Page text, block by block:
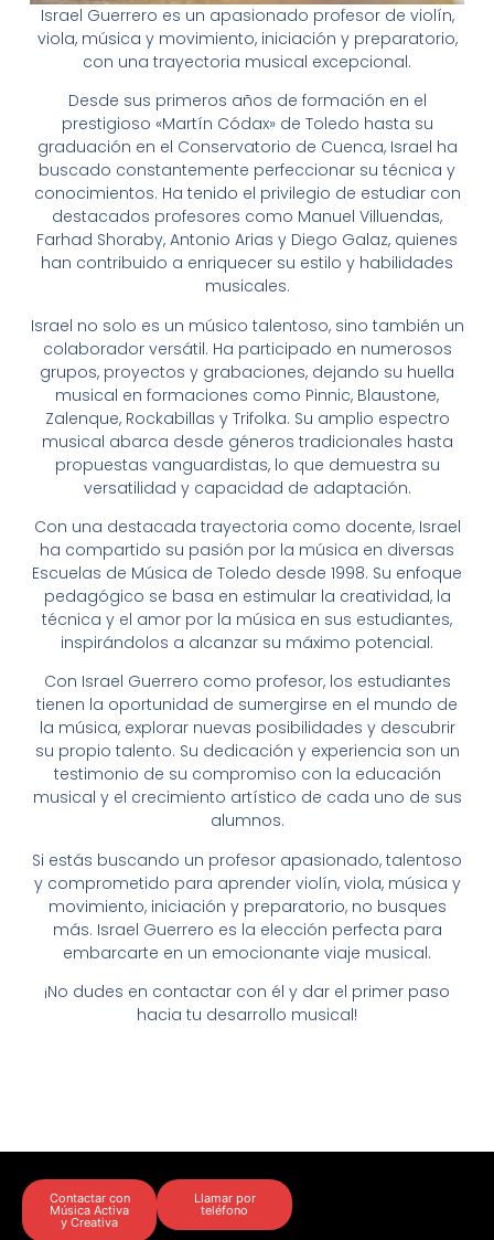
Israel Guerrero es un apasionado profesor de violín,
viola, música y movimiento, iniciación y preparatorio,
con una trayectoria musical excepcional.
Desde sus primeros años de formación en el
prestigioso «Martín Códax» de Toledo hasta su
graduación en el Conservatorio de Cuenca, Israel ha
buscado constantemente perfeccionar su técnica y
conocimientos. Ha tenido el privilegio de estudiar con
destacados profesores como Manuel Villuendas,
Farhad Shoraby, Antonio Arias y Diego Galaz, quienes
han contribuido a enriquecer su estilo y habilidades
musicales.
Israel no solo es un músico talentoso, sino también un
colaborador versátil. Ha participado en numerosos
grupos, proyectos y grabaciones, dejando su huella
musical en formaciones como Pinnic, Blaustone,
Zalenque, Rockabillas y Trifolka. Su amplio espectro
musical abarca desde géneros tradicionales hasta
propuestas vanguardistas, lo que demuestra su
versatilidad y capacidad de adaptación.
Con una destacada trayectoria como docente, Israel
ha compartido su pasión por la música en diversas
Escuelas de Música de Toledo desde 1998. Su enfoque
pedagógico se basa en estimular la creatividad, la
técnica y el amor por la música en sus estudiantes,
inspirándolos a alcanzar su máximo potencial.
Con Israel Guerrero como profesor, los estudiantes
tienen la oportunidad de sumergirse en el mundo de
la música, explorar nuevas posibilidades y descubrir
su propio talento. Su dedicación y experiencia son un
testimonio de su compromiso con la educación
musical y el crecimiento artístico de cada uno de sus
alumnos.
Si estás buscando un profesor apasionado, talentoso
y comprometido para aprender violín, viola, música y
movimiento, iniciación y preparatorio, no busques
más. Israel Guerrero es la elección perfecta para
embarcarte en un emocionante viaje musical.
¡No dudes en contactar con él y dar el primer paso
hacia tu desarrollo musical!
Contactar con
Música Activa
y Creativa
Llamar por
teléfono